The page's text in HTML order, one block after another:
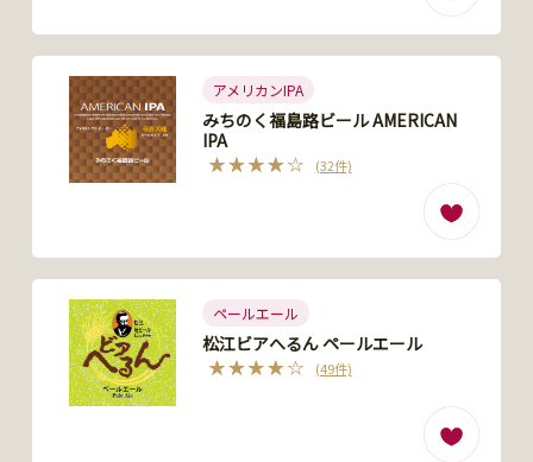
アメリカンIPA
みちのく福島路ビール AMERICAN
IPA
(32件)
ペールエール
松江ビアへるん ペールエール
(49件)